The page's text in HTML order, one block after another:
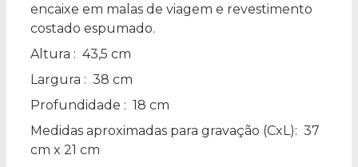
encaixe em malas de viagem e revestimento
costado espumado.
Altura : 43,5 cm
Largura : 38 cm
Profundidade : 18 cm
Medidas aproximadas para gravação (CxL): 37
cm x 21 cm